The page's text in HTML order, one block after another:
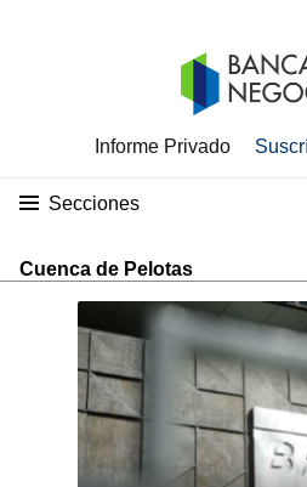
Informe Privado
Secciones
Cuenca de Pelotas